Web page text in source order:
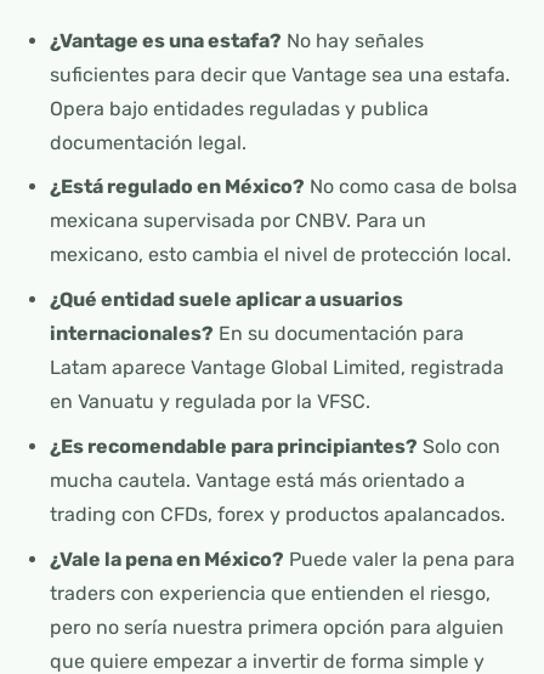
¿Vantage es una estafa? No hay señales
suficientes para decir que Vantage sea una estafa.
Opera bajo entidades reguladas y publica
documentación legal.
¿Está regulado en México? No como casa de bolsa
mexicana supervisada por CNBV. Para un
mexicano, esto cambia el nivel de protección local.
¿Qué entidad suele aplicar a usuarios
internacionales? En su documentación para
Latam aparece Vantage Global Limited, registrada
en Vanuatu y regulada por la VFSC.
¿Es recomendable para principiantes? Solo con
mucha cautela. Vantage está más orientado a
trading con CFDs, forex y productos apalancados.
¿Vale la pena en México? Puede valer la pena para
traders con experiencia que entienden el riesgo,
pero no sería nuestra primera opción para alguien
que quiere empezar a invertir de forma simple y